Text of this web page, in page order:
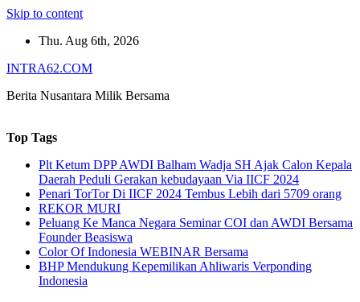
Skip to content
Thu. Aug 6th, 2026
INTRA62.COM
Berita Nusantara Milik Bersama
Top Tags
Plt Ketum DPP AWDI Balham Wadja SH Ajak Calon Kepala
Daerah Peduli Gerakan kebudayaan Via IICF 2024
Penari TorTor Di IICF 2024 Tembus Lebih dari 5709 orang
REKOR MURI
Peluang Ke Manca Negara Seminar COI dan AWDI Bersama
Founder Beasiswa
Color Of Indonesia WEBINAR Bersama
BHP Mendukung Kepemilikan Ahliwaris Verponding
Indonesia